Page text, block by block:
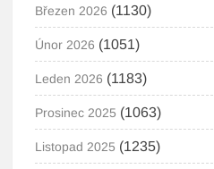
Březen 2026 (1130)
Únor 2026 (1051)
Leden 2026 (1183)
Prosinec 2025 (1063)
Listopad 2025 (1235)